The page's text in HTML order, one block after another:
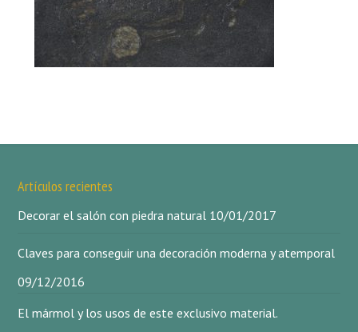
Artículos recientes
Decorar el salón con piedra natural 10/01/2017
Claves para conseguir una decoración moderna y atemporal
09/12/2016
El mármol y los usos de este exclusivo material.